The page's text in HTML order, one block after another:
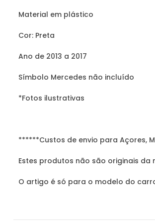
Material em plástico
Cor: Preta
Ano de 2013 a 2017
Símbolo Mercedes não incluído
*Fotos ilustrativas
******Custos de envio para Açores,
Estes produtos não são originais da
O artigo é só para o modelo do